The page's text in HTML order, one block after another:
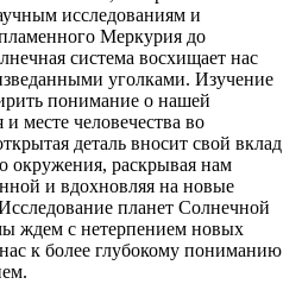
исследованиям и
Меркурия до
система восхищает нас
уголками. Изучение
понимание о нашей
месте человечества во
деталь вносит свой вклад
окружения, раскрывая нам
и вдохновляя на новые
планет Солнечной
ждем с нетерпением новых
к более глубокому пониманию